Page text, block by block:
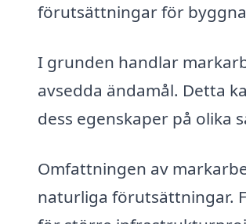
förutsättningar för
I grunden handlar
avsedda ändamål. Detta
dess egenskaper på olika
Omfattningen av
naturliga förutsättningar.